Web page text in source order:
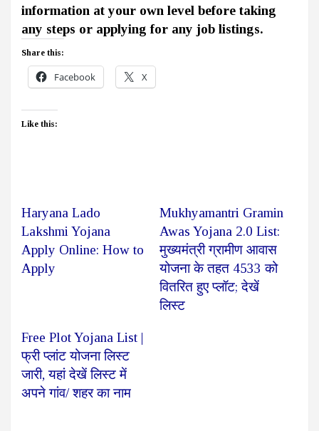
information at your own level before taking
any steps or applying for any job listings.
Share this:
Facebook X
Like this:
Haryana Lado
Lakshmi Yojana
Apply Online: How to
Apply
Mukhyamantri Gramin
Awas Yojana 2.0 List:
मुख्यमंत्री ग्रामीण आवास
योजना के तहत 4533 को
वितरित हुए प्लॉट; देखें
लिस्ट
Free Plot Yojana List |
फ्री प्लांट योजना लिस्ट
जारी, यहां देखें लिस्ट में
अपने गांव/ शहर का नाम